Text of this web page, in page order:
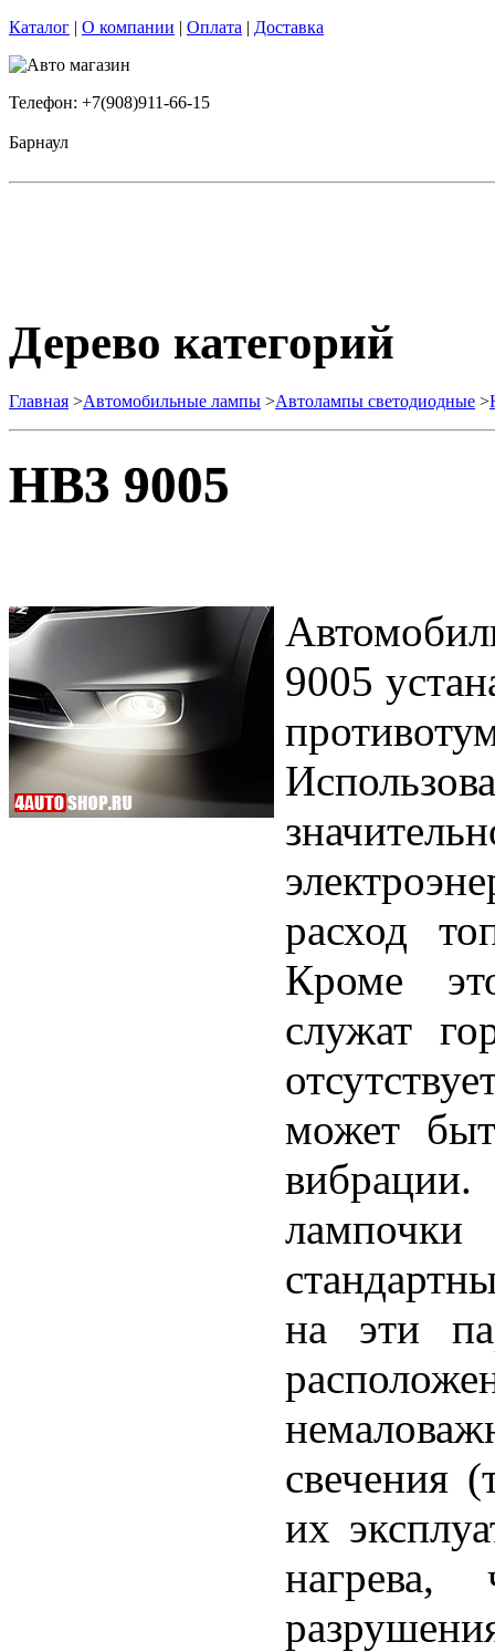
Каталог | О компании | Оплата | Доставка
Телефон: +7(908)911-66-15
Барнаул
Дерево категорий
Главная >Автомобильные лампы >Автолампы светодиодные >
HB3 9005
9005
расход
Кроме
служат
может
на эти
свечения
их
нагрева,